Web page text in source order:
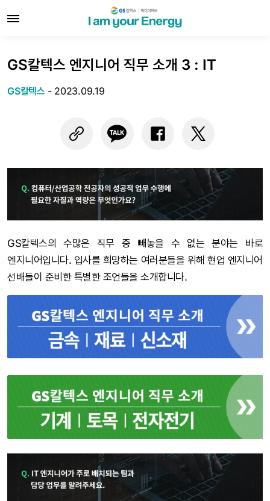
GS칼텍스 엔지니어 직무 소개 3 : IT
GS칼텍스 - 2023.09.19
GS칼텍스의 수많은 직무 중 빼놓을 수 없는 분야는 바로
엔지니어입니다. 입사를 희망하는 여러분들을 위해 현업 엔지니어
선배들이 준비한 특별한 조언들을 소개합니다.